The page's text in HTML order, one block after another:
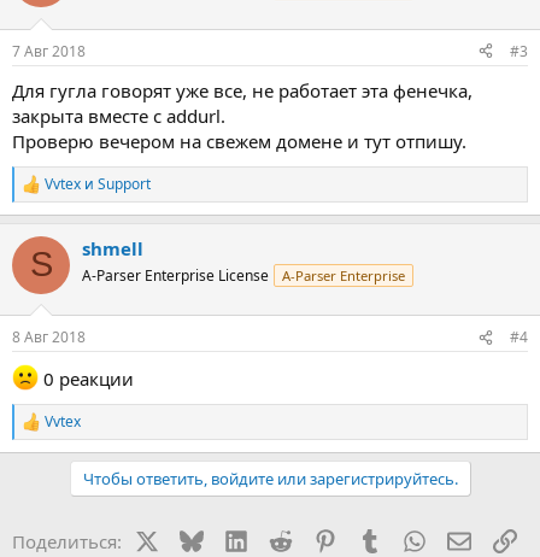
7 Авг 2018 #3
Для гугла говорят уже все, не работает эта фенечка,
закрыта вместе с addurl.
Проверю вечером на свежем домене и тут отпишу.
Р
е
к
и
Vvtex и Support
S shmell
A-Parser Enterprise License A-Parser Enterprise
8 Авг 2018 #4
0 реакции
Р
е
и
Vvtex
Чтобы ответить, войдите или зарегистрируйтесь.
Поделиться: BlueskyLinkedIn
Reddit PinterestTumblr WhatsApp